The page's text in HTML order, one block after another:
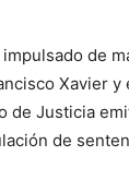
de
Xavier
de Justicia
de